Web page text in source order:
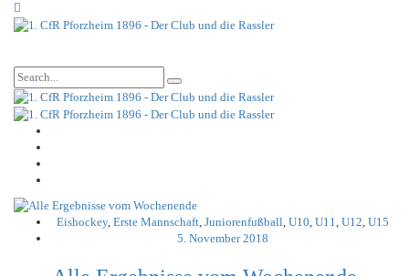
Eishockey, Erste Mannschaft, Juniorenfußball, U10, U11, U12, U15
5. November 2018